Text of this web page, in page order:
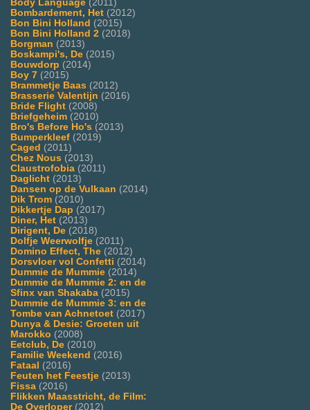
Body Language (2011)
Bombardement, Het (2012)
Bon Bini Holland (2015)
Bon Bini Holland 2 (2018)
Borgman (2013)
Boskampi's, De (2015)
Bouwdorp (2014)
Boy 7 (2015)
Brammetje Baas (2012)
Brasserie Valentijn (2016)
Bride Flight (2008)
Briefgeheim (2010)
Bro's Before Ho's (2013)
Bumperkleef (2019)
Caged (2011)
Chez Nous (2013)
Claustrofobia (2011)
Daglicht (2013)
Dansen op de Vulkaan (2014)
Dik Trom (2010)
Dikkertje Dap (2017)
Diner, Het (2013)
Dirigent, De (2018)
Dolfje Weerwolfje (2011)
Domino Effect, The (2012)
Dorsvloer vol Confetti (2014)
Dummie de Mummie (2014)
Dummie de Mummie 2: en de
Sfinx van Shakaba (2015)
Dummie de Mummie 3: en de
Tombe van Achnetoet (2017)
Dunya & Desie: Groeten uit
Marokko (2008)
Eetclub, De (2010)
Familie Weekend (2016)
Fataal (2016)
Feuten het Feestje (2013)
Fissa (2016)
Flikken Maasstricht, de Film:
De Overloper(2012)